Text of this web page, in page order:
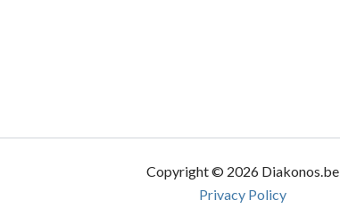
Copyright © 2026 Diakonos.be
Privacy Policy